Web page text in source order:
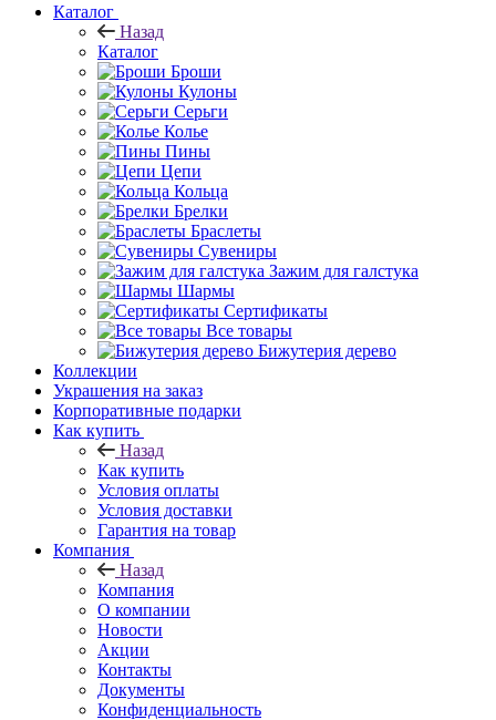
Каталог
Назад
Каталог
Броши
Кулоны
Серьги
Колье
Пины
Цепи
Кольца
Брелки
Браслеты
Сувениры
Зажим для галстука
Шармы
Сертификаты
Все товары
Бижутерия дерево
Коллекции
Украшения на заказ
Корпоративные подарки
Как купить
Назад
Как купить
Условия оплаты
Условия доставки
Гарантия на товар
Компания
Назад
Компания
О компании
Новости
Акции
Контакты
Документы
Конфиденциальность